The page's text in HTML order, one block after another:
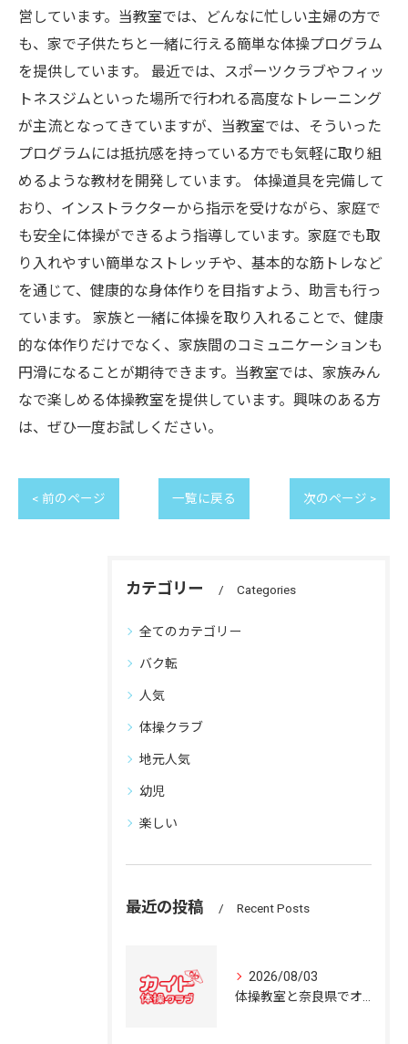
営しています。当教室では、どんなに忙しい主婦の方で
も、家で子供たちと一緒に行える簡単な体操プログラム
を提供しています。 最近では、スポーツクラブやフィッ
トネスジムといった場所で行われる高度なトレーニング
が主流となってきていますが、当教室では、そういった
プログラムには抵抗感を持っている方でも気軽に取り組
めるような教材を開発しています。 体操道具を完備して
おり、インストラクターから指示を受けながら、家庭で
も安全に体操ができるよう指導しています。家庭でも取
り入れやすい簡単なストレッチや、基本的な筋トレなど
を通じて、健康的な身体作りを目指すよう、助言も行っ
ています。 家族と一緒に体操を取り入れることで、健康
的な体作りだけでなく、家族間のコミュニケーションも
円滑になることが期待できます。当教室では、家族みん
なで楽しめる体操教室を提供しています。興味のある方
は、ぜひ一度お試しください。
< 前のページ 一覧に戻る 次のページ >
カテゴリー Categories
全てのカテゴリー
バク転
人気
体操クラブ
地元人気
幼児
楽しい
最近の投稿 Recent Posts
2026/08/03